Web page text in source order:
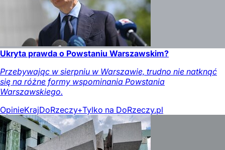
Ukryta prawda o Powstaniu Warszawskim?
Przebywając w sierpniu w Warszawie, trudno nie natknąć
się na różne formy wspominania Powstania
Warszawskiego.
OpinieKrajDoRzeczy+Tylko na DoRzeczy.pl